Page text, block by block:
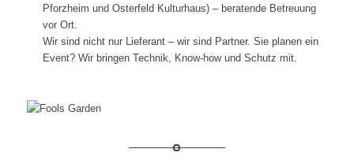
Pforzheim und Osterfeld Kulturhaus) – beratende Betreuung
vor Ort.
Wir sind nicht nur Lieferant – wir sind Partner. Sie planen ein
Event? Wir bringen Technik, Know‑how und Schutz mit.